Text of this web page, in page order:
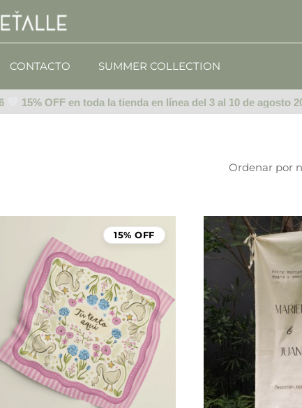
CONTACTO SUMMER COLLECTION
15% OFF en toda la tienda en línea del 3 al 10 de agosto 2026
15% OFF